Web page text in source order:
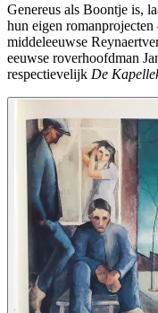
Genereus als Boontje is,
hun eigen
middeleeuwse
eeuwse roverhoofdman
respectievelijk De